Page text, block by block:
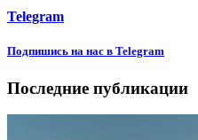
Telegram
Подпишиcь на нас в Telegram
Последние публикации